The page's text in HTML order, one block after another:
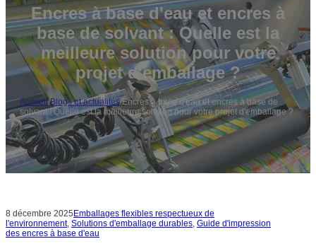
Encres à base d'eau et encres à
base de solvant : Quelle est la
meilleure solution pour votre
projet d'emballage ?
Accueil/Blogs et actualités/Encres à base d'eau et encres à base de
solvant : Quelle est la meilleure solution pour votre projet d'emballage ?
8 décembre 2025Emballages flexibles respectueux de
l'environnement, Solutions d'emballage durables, Guide d'impression
des encres à base d'eau